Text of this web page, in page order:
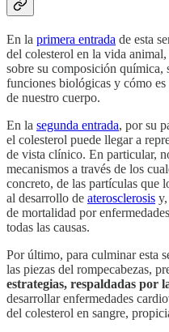
En la primera entrada de esta
del colesterol en la vida
sobre su composición química,
funciones biológicas y cómo
de nuestro cuerpo.
En la segunda entrada, por su
el colesterol puede llegar a
de vista clínico. En particular,
mecanismos a través de los
concreto, de las partículas que
al desarrollo de aterosclerosis
de mortalidad por
todas las causas.
Por último, para culminar esta
las piezas del rompecabezas,
estrategias, respaldadas por
desarrollar enfermedades
del colesterol en sangre,